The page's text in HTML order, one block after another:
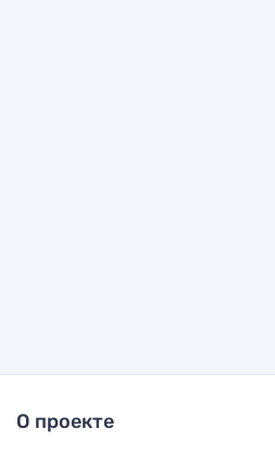
О проекте